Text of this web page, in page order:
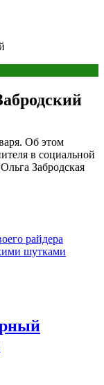
Об этом
в социальной
Забродская
райдера
шутками